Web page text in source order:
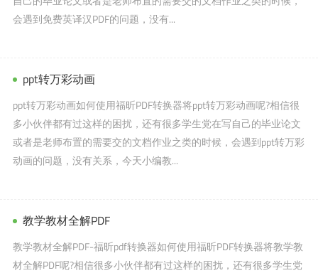
会遇到免费英译汉PDF的问题，没有...
ppt转万彩动画
ppt转万彩动画如何使用福昕PDF转换器将ppt转万彩动画呢?相信很
多小伙伴都有过这样的困扰，还有很多学生党在写自己的毕业论文
或者是老师布置的需要交的文档作业之类的时候，会遇到ppt转万彩
动画的问题，没有关系，今天小编教...
教学教材全解PDF
教学教材全解PDF-福昕pdf转换器如何使用福昕PDF转换器将教学教
材全解PDF呢?相信很多小伙伴都有过这样的困扰，还有很多学生党